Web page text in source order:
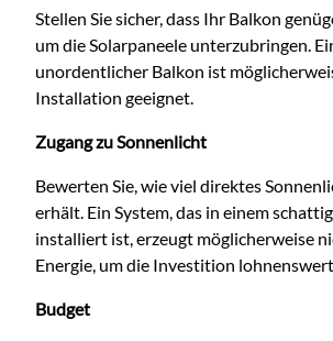
Stellen Sie sicher, dass Ihr Balkon
um die Solarpaneele unterzubringen.
unordentlicher Balkon ist
Installation geeignet.
Zugang zu Sonnenlicht
Bewerten Sie, wie viel direktes
erhält. Ein System, das in einem
installiert ist, erzeugt möglicherweise
Energie, um die Investition lohnenswert
Budget